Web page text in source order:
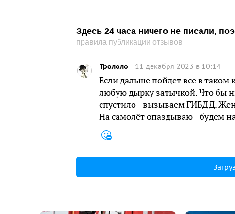
Здесь 24 часа ничего не писали,
правила публикации отзывов
Трололо 11 декабря 2023 в 10:14
Если дальше пойдет все в
любую дырку затычкой. Что бы
спустило - вызываем ГИБДД.
На самолёт опаздываю - будем